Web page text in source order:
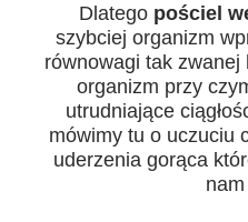
Dlatego pościel
szybciej organizm
równowagi tak
organizm przy
utrudniające
mówimy tu o uczuciu
uderzenia gorąca